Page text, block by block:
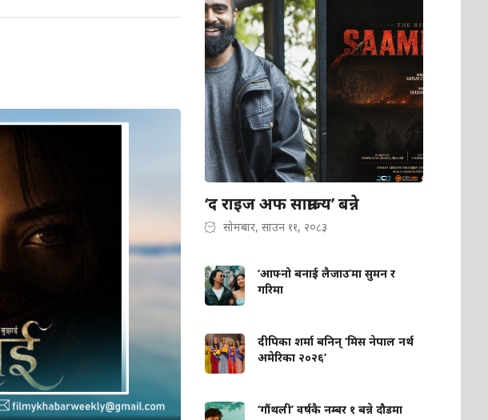
‘द राइज अफ साम्राज्य’ बन्ने
सोमबार, साउन ११, २०८३
‘आफ्नो बनाई लैजाउ’मा सुमन र
गरिमा
दीपिका शर्मा बनिन् ‘मिस नेपाल नर्थ
अमेरिका २०२६’
‘गौंथली’ वर्षकै नम्बर १ बन्ने दौडमा